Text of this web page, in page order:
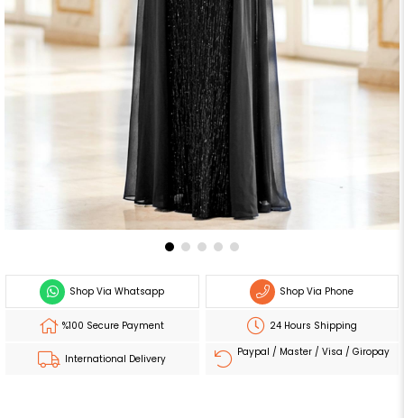
Shop Via Whatsapp Shop Via Phone
%100 Secure Payment 24 Hours Shipping
International Delivery
Paypal / Master / Visa / Giropay